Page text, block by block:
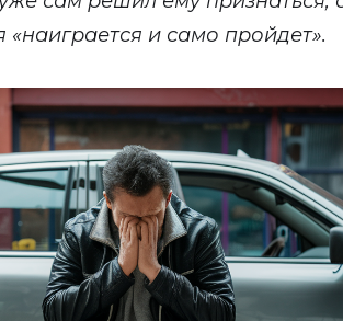
«наиграется и само пройдет».